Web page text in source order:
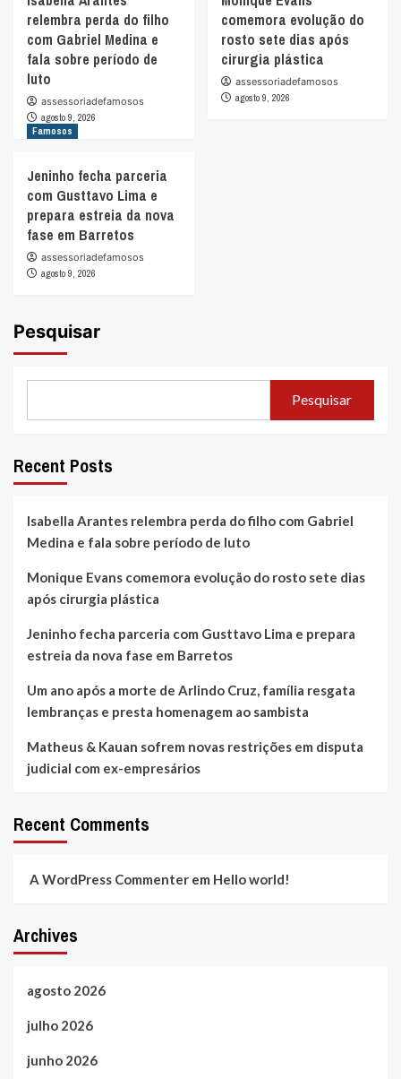
relembra perda do filho
com Gabriel Medina e
fala sobre período de
luto
assessoriadefamosos
agosto 9, 2026
comemora evolução do
rosto sete dias após
cirurgia plástica
assessoriadefamosos
agosto 9, 2026
Famosos
Jeninho fecha parceria
com Gusttavo Lima e
prepara estreia da nova
fase em Barretos
assessoriadefamosos
agosto 9, 2026
Pesquisar
Pesquisar
Recent Posts
Isabella Arantes relembra perda do filho com Gabriel
Medina e fala sobre período de luto
Monique Evans comemora evolução do rosto sete dias
após cirurgia plástica
Jeninho fecha parceria com Gusttavo Lima e prepara
estreia da nova fase em Barretos
Um ano após a morte de Arlindo Cruz, família resgata
lembranças e presta homenagem ao sambista
Matheus & Kauan sofrem novas restrições em disputa
judicial com ex-empresários
Recent Comments
A WordPress Commenter em Hello world!
Archives
agosto 2026
julho 2026
junho 2026